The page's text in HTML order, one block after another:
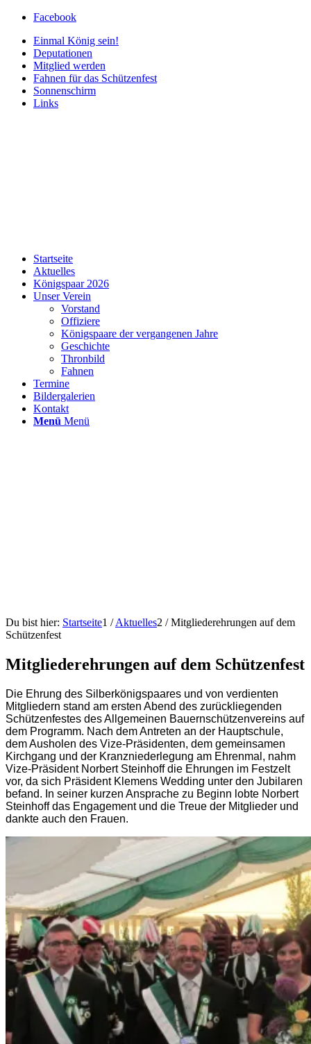
Facebook
Einmal König sein!
Deputationen
Mitglied werden
Fahnen für das Schützenfest
Sonnenschirm
Links
Startseite
Aktuelles
Königspaar 2026
Unser Verein
Vorstand
Offiziere
Königspaare der vergangenen Jahre
Geschichte
Thronbild
Fahnen
Termine
Bildergalerien
Kontakt
Menü Menü
Du bist hier: Startseite1 / Aktuelles2 / Mitgliederehrungen auf dem
Schützenfest
Mitgliederehrungen auf dem Schützenfest
Die Ehrung des Silberkönigspaares und von verdienten
Mitgliedern stand am ersten Abend des zurückliegenden
Schützenfestes des Allgemeinen Bauernschützenvereins auf
dem Programm. Nach dem Antreten an der Hauptschule,
dem Ausholen des Vize-Präsidenten, dem gemeinsamen
Kirchgang und der Kranzniederlegung am Ehrenmal, nahm
Vize-Präsident Norbert Steinhoff die Ehrungen im Festzelt
vor, da sich Präsident Klemens Wedding unter den Jubilaren
befand. In seiner kurzen Ansprache zu Beginn lobte Norbert
Steinhoff das Engagement und die Treue der Mitglieder und
dankte auch den Frauen.